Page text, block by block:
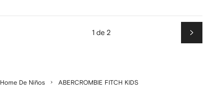
1 de 2
Home De Niños ABERCROMBIE FITCH KIDS